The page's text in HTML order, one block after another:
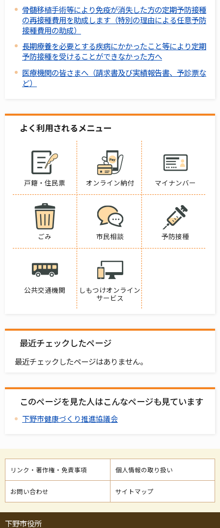
骨髄移植手術等により免疫が消失した方の定期予防接種
の再接種費用を助成します（特別の理由による任意予防
接種費用の助成）
長期療養を必要とする疾病にかかったこと等により定期
予防接種を受けることができなかった方へ
医療機関の皆さまへ（請求書及び実績報告書、予診票な
ど）
よく利用されるメニュー
戸籍・住民票 オンライン納付 マイナンバー
ごみ 市民相談 予防接種
公共交通機関
しもつけオンライン
サービス
最近チェックしたページ
最近チェックしたページはありません。
このページを見た人はこんなページも見ています
下野市健康づくり推進協議会
リンク・著作権・免責事項 個人情報の取り扱い
お問い合わせ サイトマップ
下野市役所